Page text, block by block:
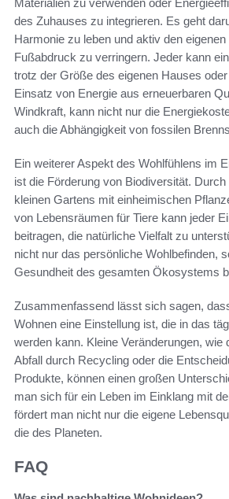
des Zuhauses zu integrieren. Es geht
Harmonie zu leben und aktiv den
Fußabdruck zu verringern. Jeder kann
trotz der Größe des eigenen Hauses
Einsatz von Energie aus erneuerbaren
Windkraft, kann nicht nur die
auch die Abhängigkeit von fossilen
Ein weiterer Aspekt des Wohlfühlens im
ist die Förderung von Biodiversität. Durch
kleinen Gartens mit einheimischen
von Lebensräumen für Tiere kann jeder
beitragen, die natürliche Vielfalt zu
nicht nur das persönliche Wohlbefinden,
Gesundheit des gesamten Ökosystems
Zusammenfassend lässt sich sagen,
Wohnen eine Einstellung ist, die in das
werden kann. Kleine Veränderungen, wie
Abfall durch Recycling oder die
Produkte, können einen großen
man sich für ein Leben im Einklang mit
fördert man nicht nur die eigene
die des Planeten.
FAQ